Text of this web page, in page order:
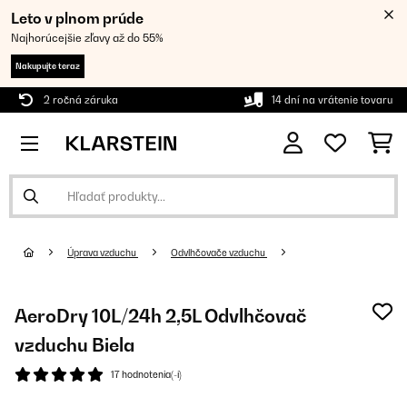
Leto v plnom prúde
Najhorúcejšie zľavy až do 55%
Nakupujte teraz
2 ročná záruka 14 dní na vrátenie tovaru
Úprava vzduchu Odvlhčovače vzduchu
AeroDry 10L/24h 2,5L Odvlhčovač
vzduchu Biela
17 hodnotenia(-í)